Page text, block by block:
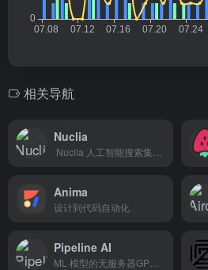
相关导航
Nuclia
Anima
设计到代码自动化
Pipeline AI